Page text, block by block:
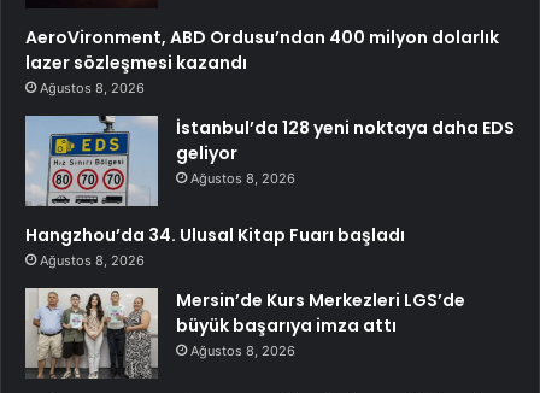
AeroVironment, ABD Ordusu’ndan 400 milyon dolarlık
lazer sözleşmesi kazandı
Ağustos 8, 2026
İstanbul’da 128 yeni noktaya daha EDS
geliyor
Ağustos 8, 2026
Hangzhou’da 34. Ulusal Kitap Fuarı başladı
Ağustos 8, 2026
Mersin’de Kurs Merkezleri LGS’de
büyük başarıya imza attı
Ağustos 8, 2026